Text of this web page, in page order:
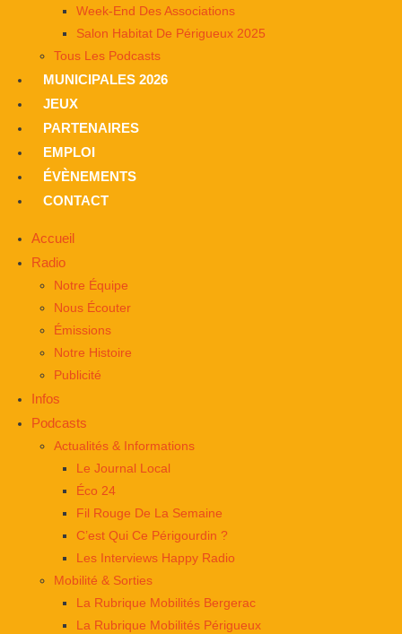
Week-End Des Associations
Salon Habitat De Périgueux 2025
Tous Les Podcasts
MUNICIPALES 2026
JEUX
PARTENAIRES
EMPLOI
ÉVÈNEMENTS
CONTACT
Accueil
Radio
Notre Équipe
Nous Écouter
Émissions
Notre Histoire
Publicité
Infos
Podcasts
Actualités & Informations
Le Journal Local
Éco 24
Fil Rouge De La Semaine
C’est Qui Ce Périgourdin ?
Les Interviews Happy Radio
Mobilité & Sorties
La Rubrique Mobilités Bergerac
La Rubrique Mobilités Périgueux